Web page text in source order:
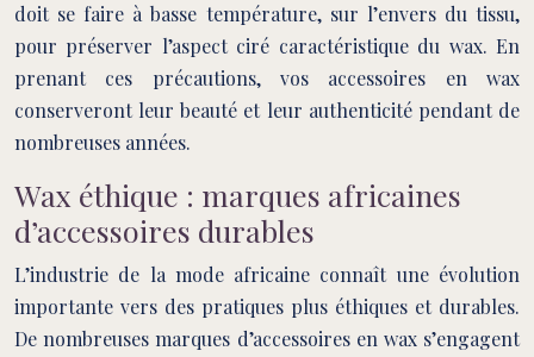
doit se faire à basse température, sur l’envers du tissu,
pour préserver l’aspect ciré caractéristique du wax. En
prenant ces précautions, vos accessoires en wax
conserveront leur beauté et leur authenticité pendant de
nombreuses années.
Wax éthique : marques africaines
d’accessoires durables
L’industrie de la mode africaine connaît une évolution
importante vers des pratiques plus éthiques et durables.
De nombreuses marques d’accessoires en wax s’engagent